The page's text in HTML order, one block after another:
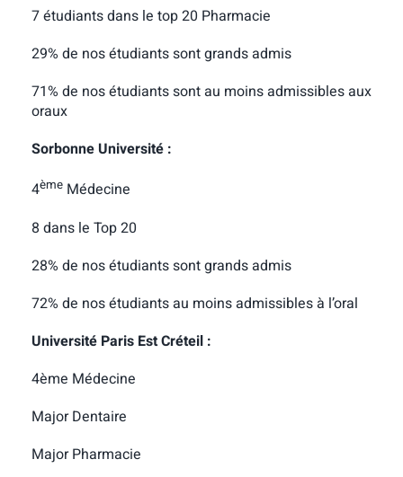
7 étudiants dans le top 20 Pharmacie
29% de nos étudiants sont grands admis
71% de nos étudiants sont au moins admissibles aux
oraux
Sorbonne Université :
4èmeMédecine
8 dans le Top 20
28% de nos étudiants sont grands admis
72% de nos étudiants au moins admissibles à l’oral
Université Paris Est Créteil :
4ème Médecine
Major Dentaire
Major Pharmacie